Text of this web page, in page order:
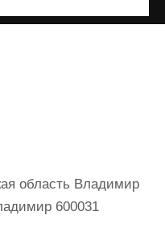
область Владимир
600031